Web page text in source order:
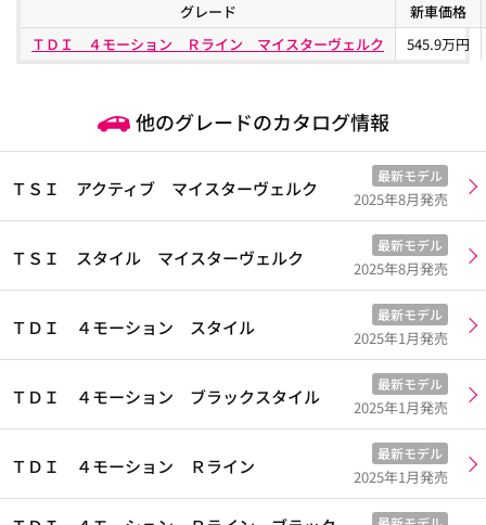
グレード
新車価格
ＴＤＩ ４モーション Ｒライン マイスターヴェルク
545.9万円
他のグレードのカタログ情報
ＴＳＩ アクティブ マイスターヴェルク
最新モデル
2025年8月発売
ＴＳＩ スタイル マイスターヴェルク
最新モデル
2025年8月発売
ＴＤＩ ４モーション スタイル
最新モデル
2025年1月発売
ＴＤＩ ４モーション ブラックスタイル
最新モデル
2025年1月発売
ＴＤＩ ４モーション Ｒライン
最新モデル
2025年1月発売